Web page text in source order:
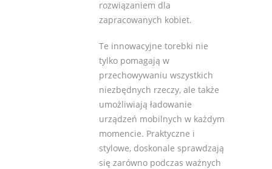
rozwiązaniem dla
zapracowanych kobiet.
Te innowacyjne torebki nie
tylko pomagają w
przechowywaniu wszystkich
niezbędnych rzeczy, ale także
umożliwiają ładowanie
urządzeń mobilnych w każdym
momencie. Praktyczne i
stylowe, doskonale sprawdzają
się zarówno podczas ważnych